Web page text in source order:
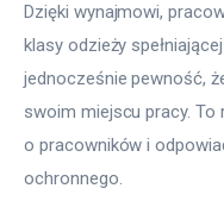
Dzięki wynajmowi,
klasy odzieży
jednocześnie pewność,
swoim miejscu pracy.
o pracowników i
ochronnego.